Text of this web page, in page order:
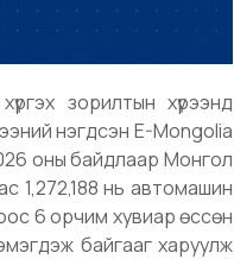
зорилтын хүрээнд
нэгдсэн E-Mongolia
оны байдлаар Монгол
1,272,188 нь автомашин
6 орчим хувиар өссөн
байгааг харуулж